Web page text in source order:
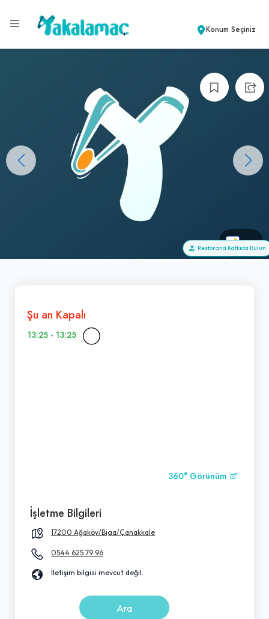
Konum Seçiniz
+0
Restorana Katkıda Bulun
Şu an Kapalı
13:25 - 13:25
360° Görünüm
İşletme Bilgileri
17200 Ağaköy/Biga/Çanakkale
0544 625 79 96
İletişim bilgisi mevcut değil.
Ara